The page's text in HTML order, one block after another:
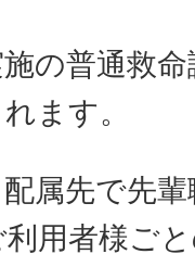
の普通救
ます。
属先で先
用者様ご